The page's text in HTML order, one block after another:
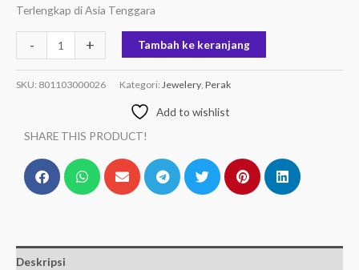
Terlengkap di Asia Tenggara
- + Tambah ke keranjang
SKU: 801103000026 Kategori: Jewelery Perak
Add to wishlist
SHARE THIS PRODUCT!
Deskripsi